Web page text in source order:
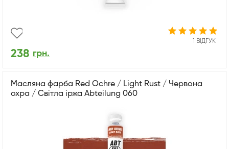
1 ВІДГУК
238 грн.
Масляна фарба Red Ochre / Light Rust / Червона
охра / Світла іржа Abteilung 060